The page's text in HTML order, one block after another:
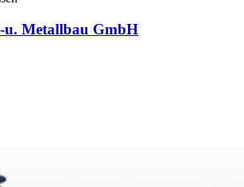
Metallbau GmbH